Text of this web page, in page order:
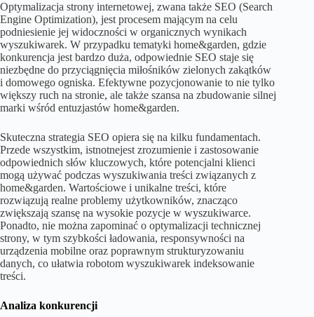
Optymalizacja strony internetowej, zwana także SEO (Search
Engine Optimization), jest procesem mającym na celu
podniesienie jej widoczności w organicznych wynikach
wyszukiwarek. W przypadku tematyki home&garden, gdzie
konkurencja jest bardzo duża, odpowiednie SEO staje się
niezbędne do przyciągnięcia miłośników zielonych zakątków
i domowego ogniska. Efektywne pozycjonowanie to nie tylko
większy ruch na stronie, ale także szansa na zbudowanie silnej
marki wśród entuzjastów home&garden.
Skuteczna strategia SEO opiera się na kilku fundamentach.
Przede wszystkim, istnotnejest zrozumienie i zastosowanie
odpowiednich słów kluczowych, które potencjalni klienci
mogą używać podczas wyszukiwania treści związanych z
home&garden. Wartościowe i unikalne treści, które
rozwiązują realne problemy użytkowników, znacząco
zwiększają szansę na wysokie pozycje w wyszukiwarce.
Ponadto, nie można zapominać o optymalizacji technicznej
strony, w tym szybkości ładowania, responsywności na
urządzenia mobilne oraz poprawnym strukturyzowaniu
danych, co ułatwia robotom wyszukiwarek indeksowanie
treści.
Analiza konkurencji